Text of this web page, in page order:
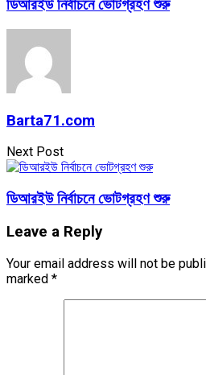
ডিআরইউ নির্বাচনে ভোটগ্রহণ শুরু
Barta71.com
Next Post
ডিআরইউ নির্বাচনে ভোটগ্রহণ শুরু
Leave a Reply
Your email address will not be
marked *